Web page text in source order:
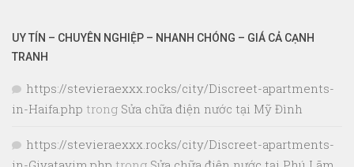
UY TÍN – CHUYÊN NGHIỆP – NHANH CHÓNG – GIÁ CẢ CẠNH
TRANH
https://stevieraexxx.rocks/city/Discreet-apartments-
in-Haifa.php trong Sửa chữa điện nước tại Mỹ Đình
https://stevieraexxx.rocks/city/Discreet-apartments-